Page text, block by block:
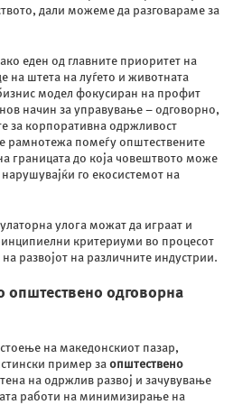
дали можеме да разговараме за
еден од главните приоритет на
на штета на луѓето и животната
модел фокусиран на профит
начин за управување – одговорно,
за корпоративна одржливост
рамнотежа помеѓу општествените
границата до која човештвото може
го екосистемот на
улога можат да играат и
критериуми во процесот
развојот на различните индустрии.
општествено одговорна
на македонскиот пазар,
пример за општествено
на одржлив развој и зачувување
работи на минимизирање на